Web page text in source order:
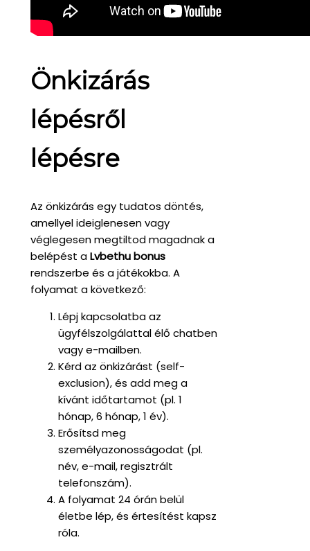
Önkizárás
lépésről
lépésre
Az önkizárás egy tudatos döntés,
amellyel ideiglenesen vagy
véglegesen megtiltod magadnak a
belépést aLvbethu bonus
rendszerbe és a játékokba. A
folyamat a következő:
Lépj kapcsolatba az
ügyfélszolgálattal élő chatben
vagy e-mailben.
Kérd az önkizárást (self-
exclusion), és add meg a
kívánt időtartamot (pl. 1
hónap, 6 hónap, 1 év).
Erősítsd meg
személyazonosságodat (pl.
név, e-mail, regisztrált
telefonszám).
A folyamat 24 órán belül
életbe lép, és értesítést kapsz
róla.